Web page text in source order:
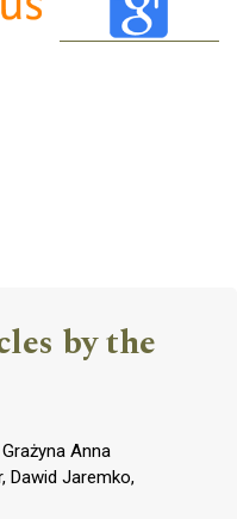
by the
Anna
Dawid Jaremko,